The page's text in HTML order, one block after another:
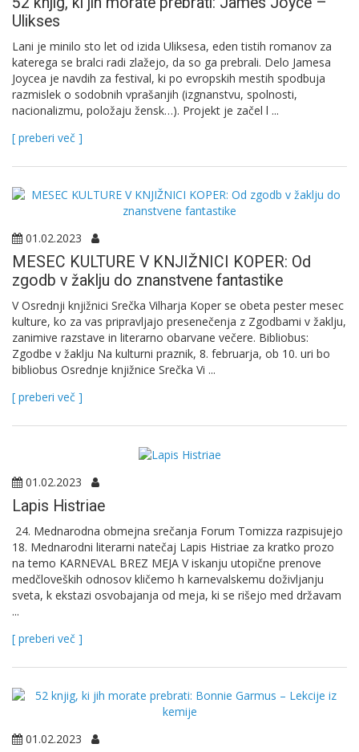
Ulikses
Lani je minilo sto let od izida Uliksesa, eden tistih romanov za
katerega se bralci radi zlažejo, da so ga prebrali. Delo Jamesa
Joycea je navdih za festival, ki po evropskih mestih spodbuja
razmislek o sodobnih vprašanjih (izgnanstvu, spolnosti,
nacionalizmu, položaju žensk…). Projekt je začel l ...
[ preberi več ]
01.02.2023
MESEC KULTURE V KNJIŽNICI KOPER: Od
zgodb v žaklju do znanstvene fantastike
V Osrednji knjižnici Srečka Vilharja Koper se obeta pester mesec
kulture, ko za vas pripravljajo presenečenja z Zgodbami v žaklju,
zanimive razstave in literarno obarvane večere. Bibliobus:
Zgodbe v žaklju Na kulturni praznik, 8. februarja, ob 10. uri bo
bibliobus Osrednje knjižnice Srečka Vi ...
[ preberi več ]
01.02.2023
Lapis Histriae
24. Mednarodna obmejna srečanja Forum Tomizza razpisujejo
18. Mednarodni literarni natečaj Lapis Histriae za kratko prozo
na temo KARNEVAL BREZ MEJA V iskanju utopične prenove
medčloveških odnosov kličemo h karnevalskemu doživljanju
sveta, k ekstazi osvobajanja od meja, ki se rišejo med državam
...
[ preberi več ]
01.02.2023